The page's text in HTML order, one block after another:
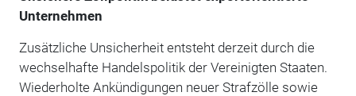
Unternehmen
Zusätzliche Unsicherheit entsteht derzeit durch die
wechselhafte Handelspolitik der Vereinigten Staaten.
Wiederholte Ankündigungen neuer Strafzölle sowie